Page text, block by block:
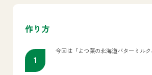
作り方
今回は「よつ葉の北海道バターミル